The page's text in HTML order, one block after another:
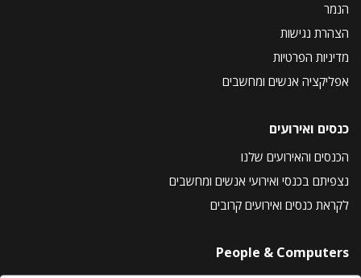
הנמר
הצהרת נגישות
מדיניות הפרטיות
אפליקציה אנשים ומחשבים
כנסים ואירועים
הכנסים והאירועים שלנו
נצפיתם בכנסי ואירועי אנשים ומחשבים
לקראת כנסים ואירועים קרובים
People & Computers